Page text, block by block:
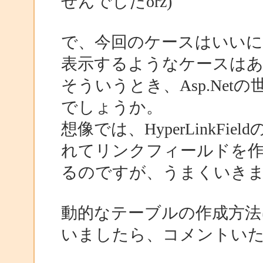
で、今回のケースはいい
表示するようなケースは
そういうとき、Asp.Netの
でしょうか。
想像では、HyperLinkField
れてリンクフィールドを
るのですが、うまくいき
動的なテーブルの作成方
いましたら、コメントい